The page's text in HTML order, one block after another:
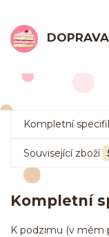
Kompletní
Související zboží
Kompletní
K podzimu (v mém